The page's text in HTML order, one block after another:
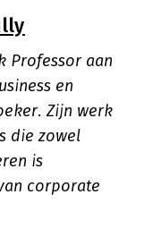
Professor aan
en
Zijn werk
die zowel
is
corporate